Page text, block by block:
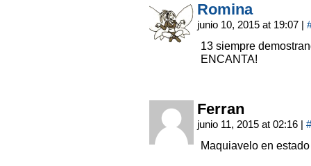
Romina
junio 10, 2015 at 19:07 |
13 siempre
ENCANTA!
Ferran
junio 11, 2015 at 02:16 | #
Maquiavelo en